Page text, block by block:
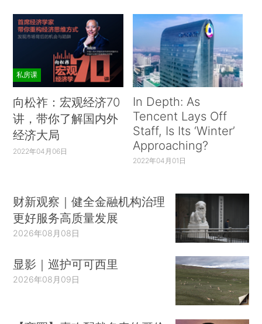
私房课
向松祚：宏观经济70
讲，带你了解国内外
经济大局
2022年04月06日
In Depth: As
Tencent Lays Off
Staff, Is Its ‘Winter’
Approaching?
2022年04月01日
财新观察｜健全金融机构治理
更好服务高质量发展
2026年08月08日
显影｜巡护可可西里
2026年08月09日